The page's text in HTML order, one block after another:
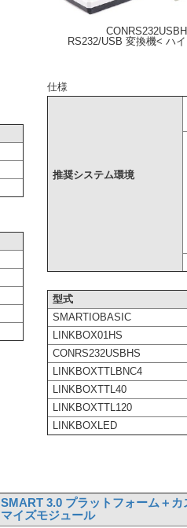
RS232/USB 変換機< ハ
仕様
推奨システム環境
型式
SMARTIOBASIC
LINKBOX01HS
CONRS232USBHS
LINKBOXTTLBNC4
LINKBOXTTL40
LINKBOXTTL120
LINKBOXLED
SMART 3.0 プラットフォーム＋カ
マイズモジュール